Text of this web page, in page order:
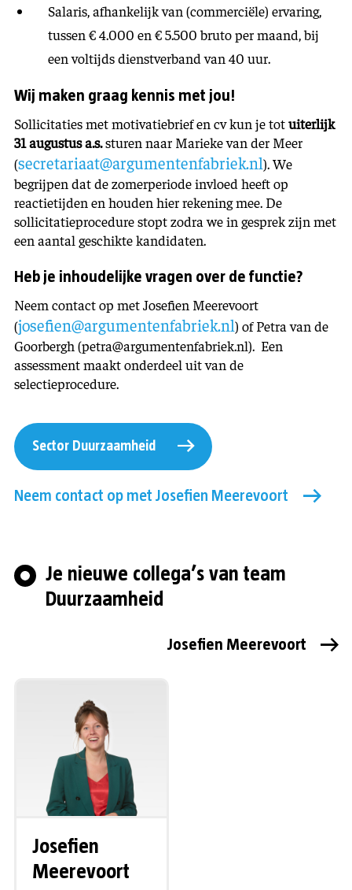
Salaris, afhankelijk van (commerciële) ervaring,
tussen € 4.000 en € 5.500 bruto per maand, bij
een voltijds dienstverband van 40 uur.
Wij maken graag kennis met jou!
Sollicitaties met motivatiebrief en cv kun je totuiterlijk
31 augustus a.s.sturen naar Marieke van der Meer
(secretariaat@argumentenfabriek.nl). We
begrijpen dat de zomerperiode invloed heeft op
reactietijden en houden hier rekening mee. De
sollicitatieprocedure stopt zodra we in gesprek zijn met
een aantal geschikte kandidaten.
Heb je inhoudelijke vragen over de functie?
Neem contact op met Josefien Meerevoort
(josefien@argumentenfabriek.nl) of Petra van de
Goorbergh (petra@argumentenfabriek.nl). Een
assessment maakt onderdeel uit van de
selectieprocedure.
Sector Duurzaamheid
Neem contact op met Josefien Meerevoort
Je nieuwe collega’s van team
Duurzaamheid
Josefien Meerevoort
Josefien
Meerevoort